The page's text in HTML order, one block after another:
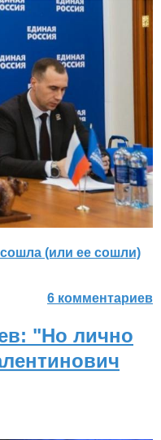
сошла (или ее сошли)
6 комментариев
"Но лично